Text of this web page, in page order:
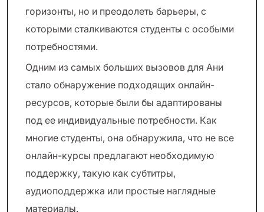
горизонты, но и преодолеть барьеры, с
которыми сталкиваются студенты с особыми
потребностями.
Одним из самых больших вызовов для Ани
стало обнаружение подходящих онлайн-
ресурсов, которые были бы адаптированы
под ее индивидуальные потребности. Как
многие студенты, она обнаружила, что не все
онлайн-курсы предлагают необходимую
поддержку, такую как субтитры,
аудиоподдержка или простые наглядные
материалы.